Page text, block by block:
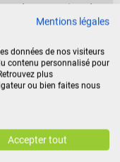
ou de protection de
ouvert après la
Mentions légales
données de nos visiteurs
contenu personnalisé pour
plus
ou bien faites nous
Accepter tout